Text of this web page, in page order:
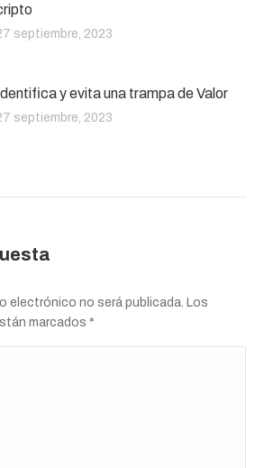
septiembre, 2023
y evita una trampa de Valor
septiembre, 2023
electrónico no será publicada. Los
marcados *